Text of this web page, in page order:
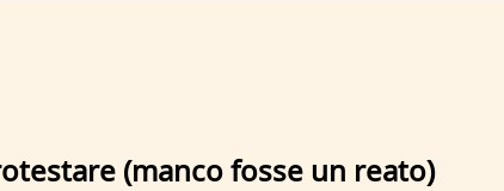
(manco fosse un reato)